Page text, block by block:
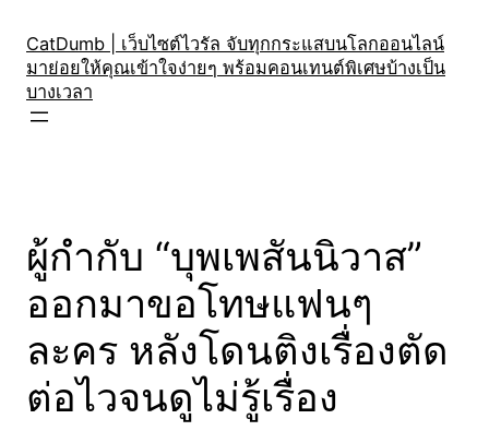
content
CatDumb | เว็บไซต์ไวรัล จับทุกกระแสบนโลกออนไลน์
มาย่อยให้คุณเข้าใจง่ายๆ พร้อมคอนเทนต์พิเศษบ้างเป็น
บางเวลา
ผู้กำกับ “บุพเพสันนิวาส”
ออกมาขอโทษแฟนๆ
ละคร หลังโดนติงเรื่องตัด
ต่อไวจนดูไม่รู้เรื่อง